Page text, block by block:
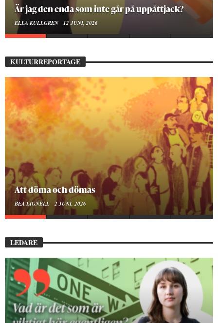
På stadsbiblioteket hittar jag det mänskliga
MOA LINDROTH 10 JUNI, 2026
KULTURREPORTAGE
Mellan ånger och ältande
BEA LIGNELL 23 MARS, 2026
LEDARE